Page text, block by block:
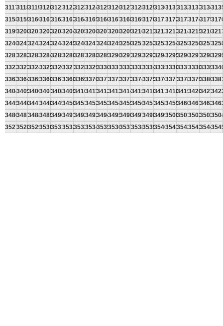
311731183119312031213122312331243125312631273128312931303131313231333134
315831593160316131623163316431653166316731683169317031713172317331743175
319932003201320232033204320532063207320832093210321132123213321432153216
324032413242324332443245324632473248324932503251325232533254325532563257
328132823283328432853286328732883289329032913292329332943295329632973298
332233233324332533263327332833293330333133323333333433353336333733383339
336333643365336633673368336933703371337233733374337533763377337833793380
340434053406340734083409341034113412341334143415341634173418341934203421
344534463447344834493450345134523453345434553456345734583459346034613462
348634873488348934903491349234933494349534963497349834993500350135023503
352735283529353035313532353335343535353635373538353935403541354235433544